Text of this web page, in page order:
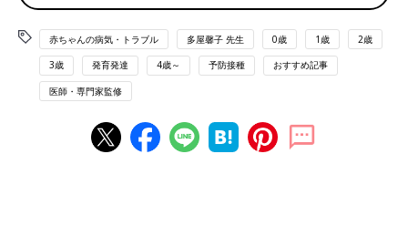
こ、こぼさないで！！高級な予防接種を
ほとんどこぼした話【子育てなめてまし
た日記#13】
生後2ヶ月ごろになると始まる予防接種。スケ
ジュールも悩みものですが、任意の予防接種は
どうしようか考えてしまいますよね…中でもロ
タウイルスの予防接種は高額で経口接種だった
ため、接種日はドキドキが止まりませんでし
た。
ロタウイルスワクチンの初回接種は、14週6日まで
に終わらせることが重要
赤ちゃんの病気・トラブル 多屋馨子 先生 0歳 1歳 2歳
3歳 発育発達 4歳～ 予防接種 おすすめ記事
医師・専門家監修